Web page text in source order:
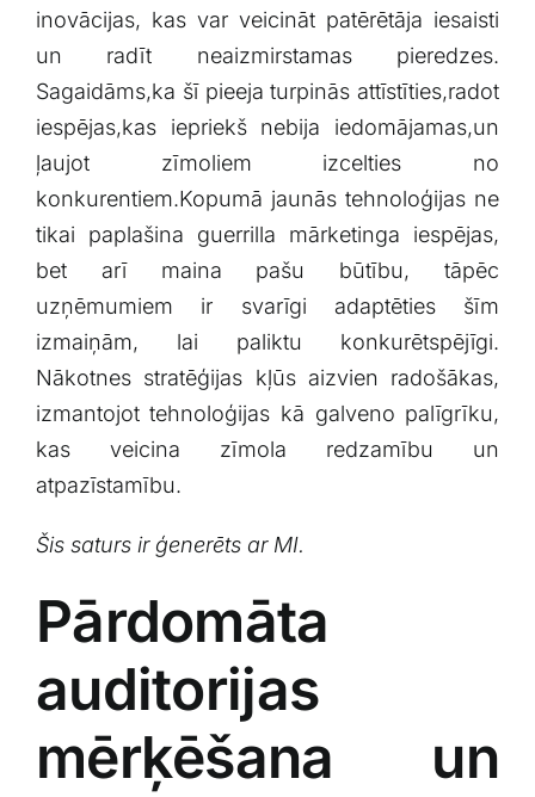
inovācijas, kas var veicināt patērētāja iesaisti
un radīt neaizmirstamas⁢ pieredzes.
Sagaidāms,ka šī ‍pieeja turpinās attīstīties,radot
⁤iespējas,kas iepriekš nebija‌ iedomājamas,un
ļaujot zīmoliem⁢ izcelties no
konkurentiem.Kopumā jaunās tehnoloģijas ne
tikai paplašina ⁣guerrilla mārketinga⁢ iespējas,
bet arī maina‌ pašu būtību, tāpēc
uzņēmumiem ir svarīgi⁣ adaptēties šīm
⁣izmaiņām, lai paliktu konkurētspējīgi.
Nākotnes stratēģijas kļūs aizvien radošākas,
izmantojot tehnoloģijas kā⁤ galveno palīgrīku,
kas veicina ⁤zīmola redzamību un
atpazīstamību.
Šis⁤ saturs ir ģenerēts ar MI.
Pārdomāta
auditorijas
mērķēšana‍ un